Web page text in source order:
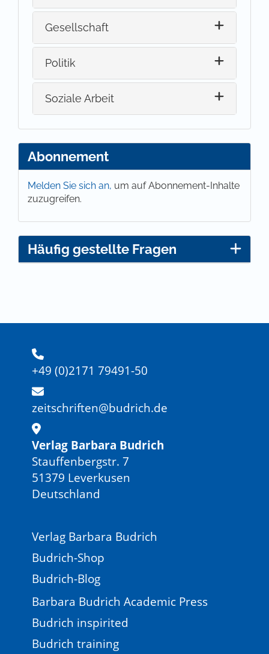
Gesellschaft
Politik
Soziale Arbeit
Abonnement
Melden Sie sich an, um auf Abonnement-Inhalte
zuzugreifen.
Häufig gestellte Fragen
+49 (0)2171 79491-50
zeitschriften@budrich.de
Verlag Barbara Budrich
Stauffenbergstr. 7
51379 Leverkusen
Deutschland
Verlag Barbara Budrich
Budrich-Shop
Budrich-Blog
Barbara Budrich Academic Press
Budrich inspirited
Budrich training